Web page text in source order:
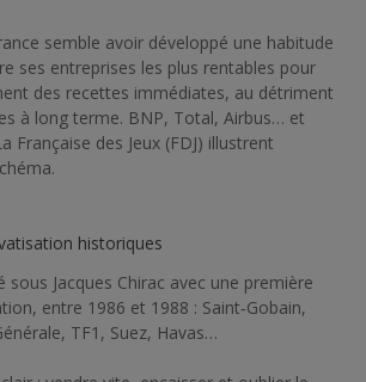
semble avoir développé une habitude
ses entreprises les plus rentables pour
des recettes immédiates, au détriment
à long terme. BNP, Total, Airbus… et
Française des Jeux (FDJ) illustrent
historiques
Jacques Chirac avec une première
entre 1986 et 1988 : Saint‑Gobain,
TF1, Suez, Havas…